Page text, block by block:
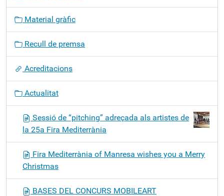
ó
Material gràfic
Recull de premsa
Acreditacions
Actualitat
Sessió de “pitching” adreçada als artistes de
la 25a Fira Mediterrània
Fira Mediterrània of Manresa wishes you a Merry
Christmas
BASES DEL CONCURS MOBILEART